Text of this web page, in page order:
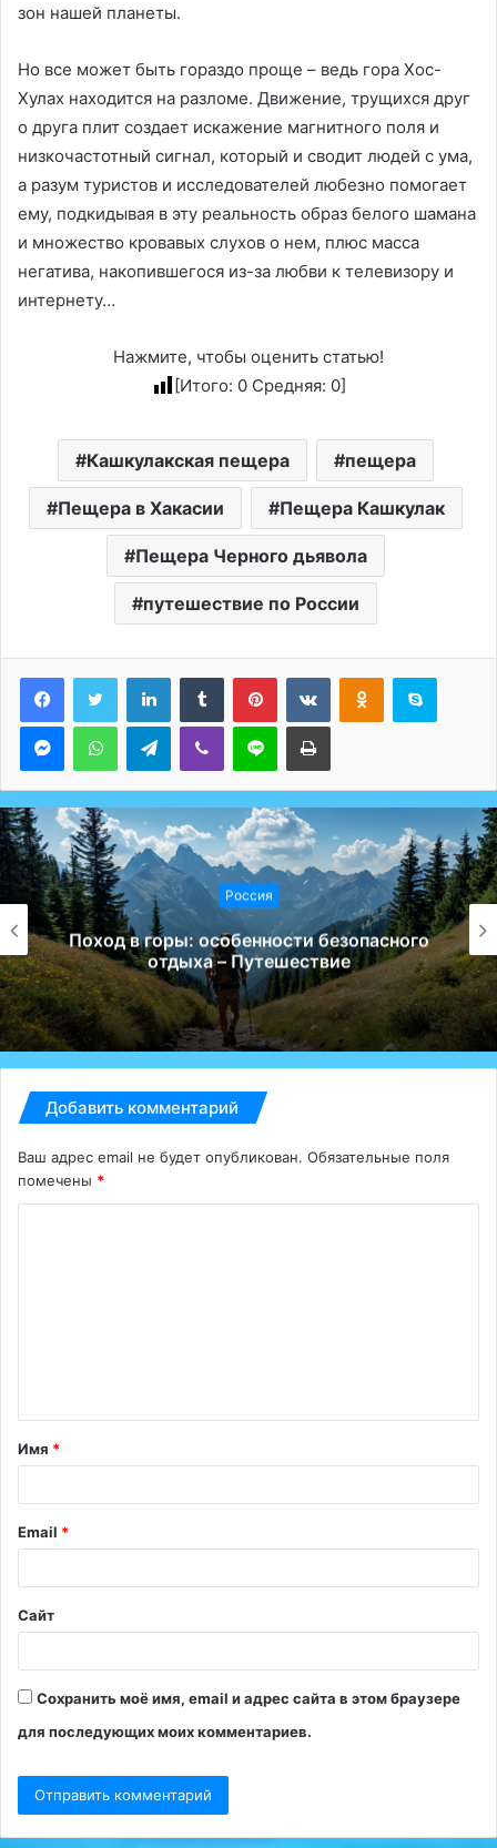
зон нашей планеты.
Но все может быть гораздо проще – ведь гора Хос-
Хулах находится на разломе. Движение, трущихся друг
о друга плит создает искажение магнитного поля и
низкочастотный сигнал, который и сводит людей с ума,
а разум туристов и исследователей любезно помогает
ему, подкидывая в эту реальность образ белого шамана
и множество кровавых слухов о нем, плюс масса
негатива, накопившегося из-за любви к телевизору и
интернету…
Нажмите, чтобы оценить статью!
[Итого: 0Средняя: 0]
Кашкулакская пещера пещера
Пещера в Хакасии Пещера Кашкулак
Пещера Черного дьявола
путешествие по России
LinkedInTumblr PinterestВконтактеОдноклассники
Skype
MessengerWhatsAppTelegramViber Line Печатать
Россия
Поход в горы: особенности безопасного
отдыха – Путешествие
Добавить комментарий
Ваш адрес email не будет опубликован. Обязательные поля
помечены *
т
а
й
*
Имя *
Email *
Сайт
Сохранить моё имя, email и адрес сайта в этом браузере
для последующих моих комментариев.